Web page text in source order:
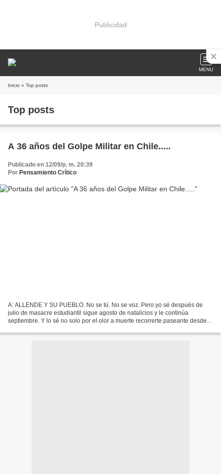
Publicidad
MENU
Inicio » Top posts
Top posts
A 36 años del Golpe Militar en Chile.....
Publicado en 12/09/p. m. 20:39
Por Pensamiento Crítico
A: ALLENDE Y SU PUEBLO. No se tú. No se voz. Pero yo sé después de
julio de masacre estudiantil sigue agosto de natalicios y le continúa
septiembre. Y lo sé no solo por el olor a muerte recorrerte paseante desde el